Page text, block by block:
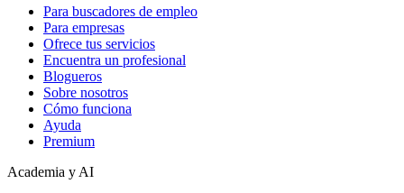
Para buscadores de empleo
Para empresas
Ofrece tus servicios
Encuentra un profesional
Blogueros
Sobre nosotros
Cómo funciona
Ayuda
Premium
Academia y AI